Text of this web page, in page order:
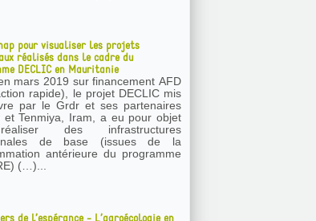
pour visualiser les projets
réalisés dans le cadre du
DECLIC en Mauritanie
mars 2019 sur financement AFD
rapide), le projet DECLIC mis
par le Grdr et ses partenaires
et Tenmiya, Iram, a eu pour objet
des infrastructures
de base (issues de la
antérieure du programme
(…)...